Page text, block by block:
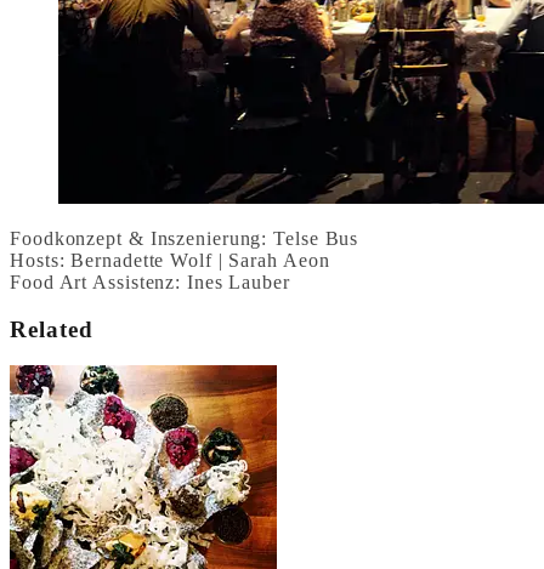
Foodkonzept & Inszenierung: Telse Bus
Hosts: Bernadette Wolf | Sarah Aeon
Food Art Assistenz: Ines Lauber
Related